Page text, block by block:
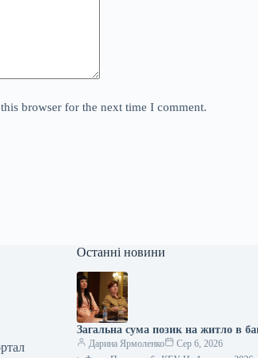
browser for the next time I comment.
Останні новини
Загальна сума позик на житло в
Дарина Ярмоленко
Сер 6, 2026